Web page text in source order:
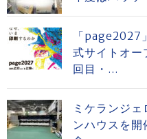
「page2027
式サイトオ
回目・...
ミケランジ
ンハウスを